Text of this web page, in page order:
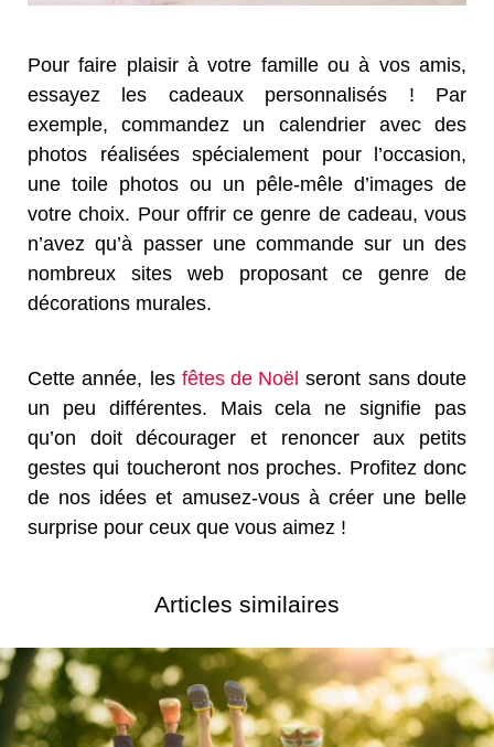
Pour faire plaisir à votre famille ou à vos amis,
essayez les cadeaux personnalisés ! Par
exemple, commandez un calendrier avec des
photos réalisées spécialement pour l’occasion,
une toile photos ou un pêle-mêle d’images de
votre choix. Pour offrir ce genre de cadeau, vous
n’avez qu’à passer une commande sur un des
nombreux sites web proposant ce genre de
décorations murales.
Cette année, les fêtes de Noël seront sans doute
un peu différentes. Mais cela ne signifie pas
qu’on doit décourager et renoncer aux petits
gestes qui toucheront nos proches. Profitez donc
de nos idées et amusez-vous à créer une belle
surprise pour ceux que vous aimez !
Articles similaires